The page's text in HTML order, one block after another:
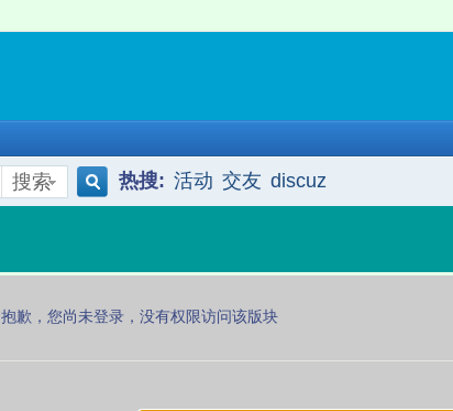
搜索
索
热搜: 活动 交友 discuz
抱歉，您尚未登录，没有权限访问该版块